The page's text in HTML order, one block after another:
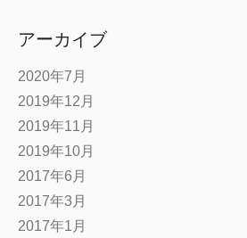
アーカイブ
2020年7月
2019年12月
2019年11月
2019年10月
2017年6月
2017年3月
2017年1月